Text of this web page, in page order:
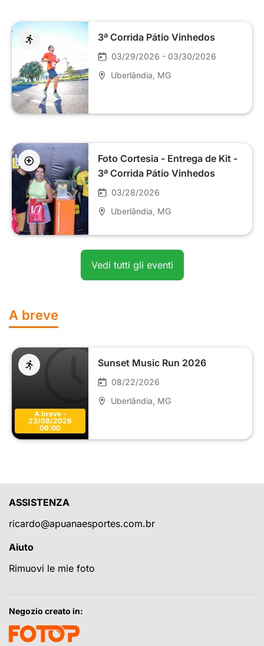
3ª Corrida Pátio Vinhedos
03/29/2026 - 03/30/2026
Uberlândia , MG
Foto Cortesia - Entrega de Kit -
3ª Corrida Pátio Vinhedos
03/28/2026
Uberlândia , MG
Vedi tutti gli eventi
A breve
A breve -
23/08/2026
06:00
Sunset Music Run 2026
08/22/2026
Uberlândia , MG
ASSISTENZA
ricardo@apuanaesportes.com.br
Aiuto
Rimuovi le mie foto
Negozio creato in: